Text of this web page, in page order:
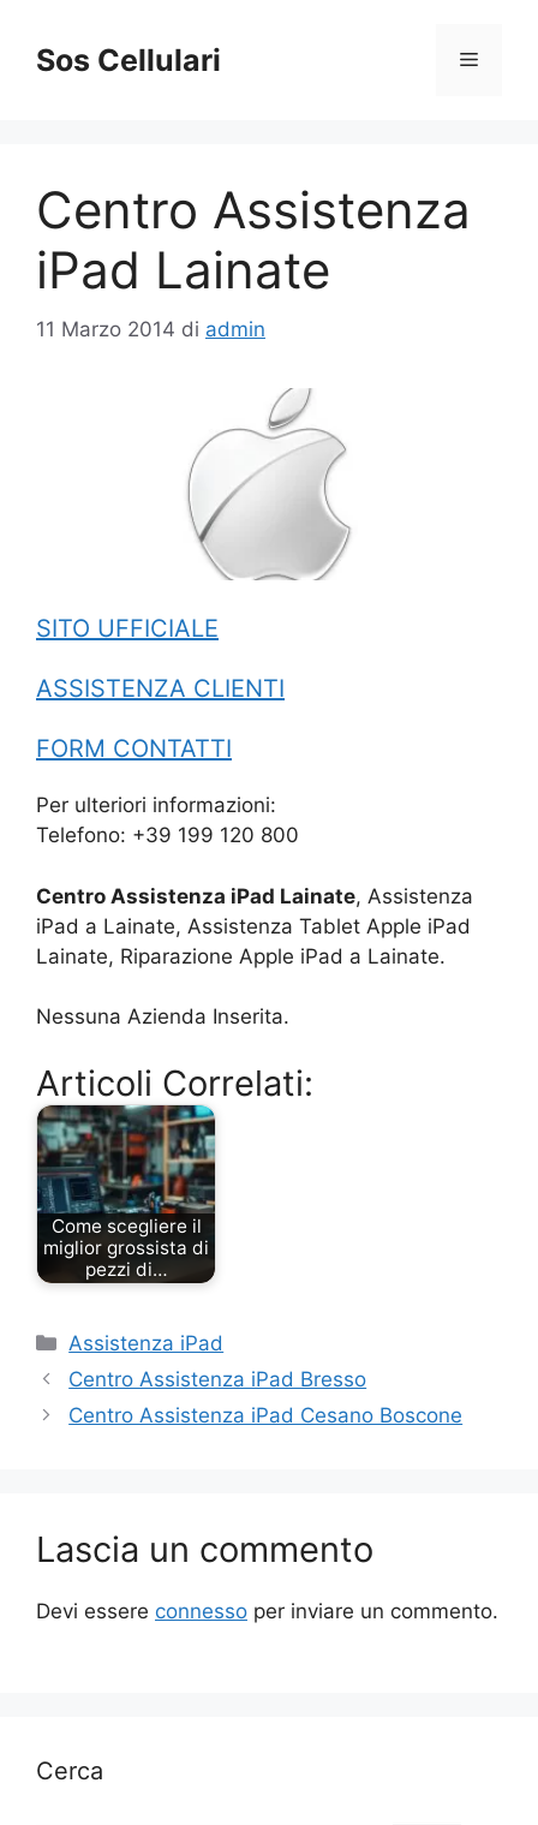
contenuto
Sos Cellulari Menu
Centro Assistenza
iPad Lainate
11 Marzo 2014 di admin
SITO UFFICIALE
ASSISTENZA CLIENTI
FORM CONTATTI
Per ulteriori informazioni:
Telefono: +39 199 120 800
Centro Assistenza iPad Lainate, Assistenza
iPad a Lainate, Assistenza Tablet Apple iPad
Lainate, Riparazione Apple iPad a Lainate.
Nessuna Azienda Inserita.
Articoli Correlati:
Come scegliere il
miglior grossista di
pezzi di…
Categorie
Assistenza iPad
Centro Assistenza iPad Bresso
Centro Assistenza iPad Cesano Boscone
Lascia un commento
Devi essere connesso per inviare un commento.
Cerca